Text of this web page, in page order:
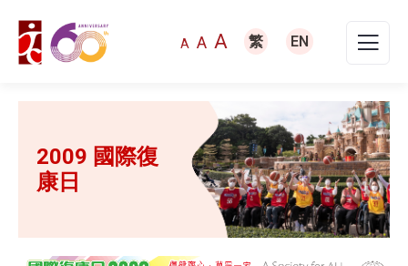
A A A 繁 EN
2009 國際復
康日